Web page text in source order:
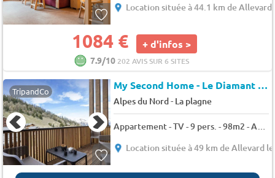
Location située à 44.1 km de Allevard
1084 € + d'infos >
7.9/10 202 AVIS SUR 6 SITES
TripandCo My Second Home - Le Diamant des Neiges
Alpes du Nord- La plagne
Appartement - TV - 9 pers. - 98m2 - Animaux admis
Location située à 49 km de Allevard